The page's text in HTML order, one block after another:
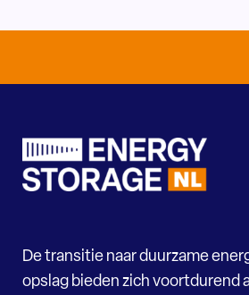
De transitie naar duurzame
opslag bieden zich voortdurend